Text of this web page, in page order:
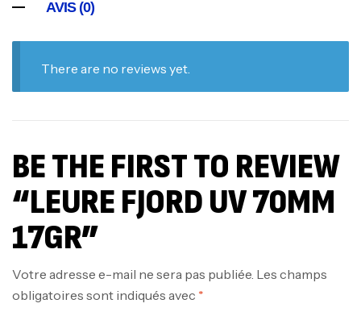
AVIS (0)
There are no reviews yet.
BE THE FIRST TO REVIEW
“LEURE FJORD UV 70MM
17GR”
Votre adresse e-mail ne sera pas publiée. Les champs
obligatoires sont indiqués avec *